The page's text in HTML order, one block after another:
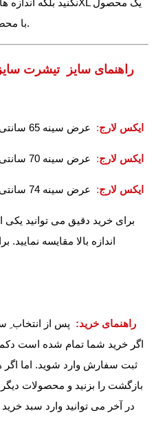
با محصول دیگر ممکن است متفاوت باشد.
راهنمای سایز تیشرت
3 ایکس لارج: عرض سینه 65 سانتی متر - قد تیشرت : 80 سانتی متر
4 ایکس لارج: عرض سینه 70 سانتی متر - قد تیشرت : 82 سانتی متر
5 ایکس لارج: عرض سینه 74 سانتی متر - قد تیشرت : 88 سانتی متر
برای خرید دقیق می توانید یکی
اندازه بالا مقایسه
راهنمای خرید: پس از انتخاب
اگر خرید شما تمام شده است دکمه
ثبت سفارش وارد شوید. اما اگر
بازگشت را بزنید و محصولات
در آخر می توانید وارد سبد